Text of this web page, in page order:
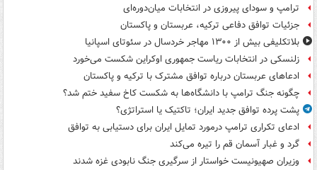
ترامپ و سودای پیروزی در انتخابات میان‌دوره‌ای
جزئیات توافق دفاعی ترکیه، عربستان و پاکستان
بلاتکلیفی بیش از ۱۳۰۰ مهاجر خردسال در سئوتای اسپانیا
زلنسکی در انتخابات ریاست جمهوری اوکراین شکست می‌خورد
ادعاهای عربستان درباره توافق مشترک با ترکیه و پاکستان
چگونه جنگ ترامپ با دانشگاه‌ها به شکست کاخ سفید ختم شد؟
پشت پرده توافق جدید ایران؛ تاکتیک یا استراتژی؟
ادعای تکراری ترامپ درمورد تمایل ایران برای دستیابی به توافق
گرد و غبار آسمان قم را تیره می‌کند
وزیران صهیونیست خواستار از سرگیری جنگ نابودی غزه شدند